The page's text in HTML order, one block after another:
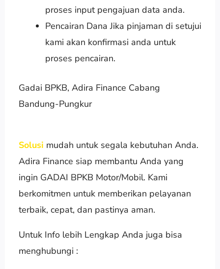
proses input pengajuan data anda.
Pencairan Dana Jika pinjaman di setujui
kami akan konfirmasi anda untuk
proses pencairan.
Gadai BPKB, Adira Finance Cabang
Bandung-Pungkur
Solusi mudah untuk segala kebutuhan Anda.
Adira Finance siap membantu Anda yang
ingin GADAI BPKB Motor/Mobil. Kami
berkomitmen untuk memberikan pelayanan
terbaik, cepat, dan pastinya aman.
Untuk Info lebih Lengkap Anda juga bisa
menghubungi :